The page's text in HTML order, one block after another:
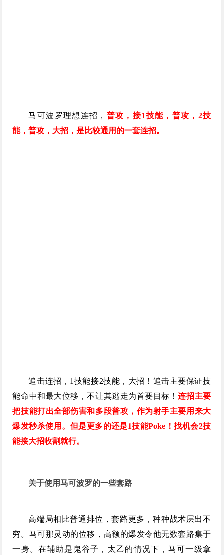
马可波罗理想连招， 普攻，接1技能，普攻，2技
能，普攻，大招，是比较通用的一套连招。
追击连招，1技能接2技能，大招！追击主要保证技
能命中和最大位移，不让其逃走为首要目标！连招主要
把技能打出全部伤害和多段普攻，作为射手主要用来大
爆发秒杀使用。但是更多的还是1技能Poke！找机会2技
能接大招收割就行。
关于使用马可波罗的一些套路
高端局相比普通排位，套路更多，种种战术层出不
穷。马可那灵动的位移，高额的爆发令他无数套路集于
一身。在辅助是鬼谷子，太乙的情况下，马可一级拿